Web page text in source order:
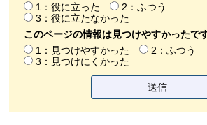
1：役に立った
2：ふつう
3：役に立たなかった
このページの情報は見つけやすかったで
1：見つけやすかった
2：ふつう
3：見つけにくかった